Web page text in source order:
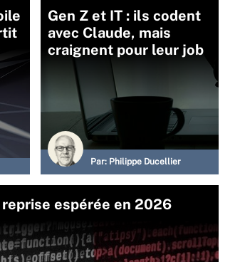
Gen Z et IT : ils codent
avec Claude, mais
craignent pour leur job
Par: Philippe Ducellier
espérée en 2026